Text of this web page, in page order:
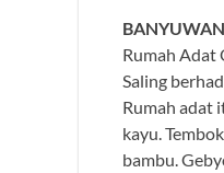
Rumah Adat
Saling
Rumah adat
kayu.
bambu.